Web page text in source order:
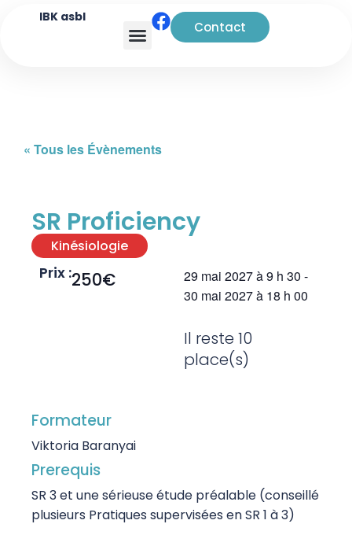
IBK asbl
Contact
« Tous les Évènements
SR Proficiency
Kinésiologie
Prix :250€ 29 mai 2027à9 h 30 -
30 mai 2027à 18 h 00
Il reste 10
place(s)
Formateur
Viktoria Baranyai
Prerequis
SR 3 et une sérieuse étude préalable (conseillé
plusieurs Pratiques supervisées en SR 1 à 3)